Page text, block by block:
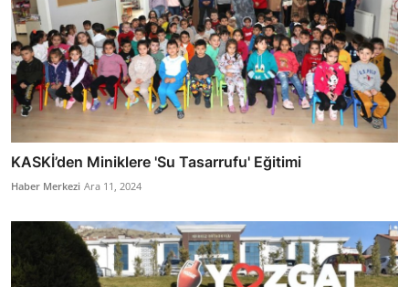
KASKİ’den Miniklere 'Su Tasarrufu' Eğitimi
Haber Merkezi Ara 11, 2024